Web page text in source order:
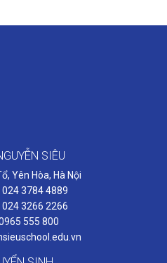
SIÊU
Yên Hòa, Hà Nội
3784 4889
3266 2266
555 800